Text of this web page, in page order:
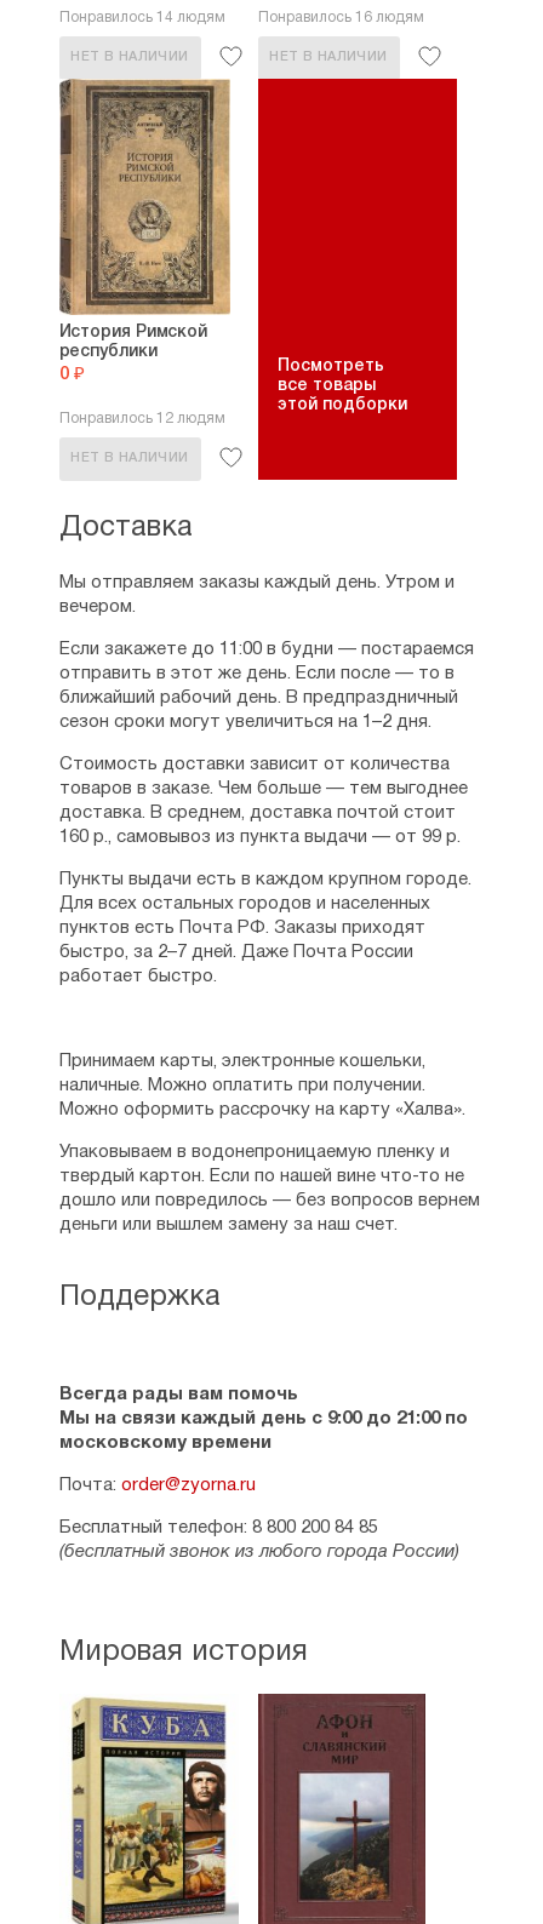
Понравилось 14 людям
НЕТ В НАЛИЧИИ
Понравилось 16 людям
НЕТ В НАЛИЧИИ
История Римской
республики
0 ₽
Понравилось 12 людям
НЕТ В НАЛИЧИИ
Посмотреть
все товары
этой подборки
Поддержка
Всегда рады вам помочь
Мы на связи каждый день с 9:00 до 21:00 по
московскому времени
Почта: order@zyorna.ru
Бесплатный телефон: 8 800 200 84 85
(бесплатный звонок из любого города России)
Доставка
Мы отправляем заказы каждый день. Утром и
вечером.
Если закажете до 11:00 в будни — постараемся
отправить в этот же день. Если после — то в
ближайший рабочий день. В предпраздничный
сезон сроки могут увеличиться на 1–2 дня.
Стоимость доставки зависит от количества
товаров в заказе. Чем больше — тем выгоднее
доставка. В среднем, доставка почтой стоит
160 р., самовывоз из пункта выдачи — от 99 р.
Пункты выдачи есть в каждом крупном городе.
Для всех остальных городов и населенных
пунктов есть Почта РФ. Заказы приходят
быстро, за 2–7 дней. Даже Почта России
работает быстро.
Принимаем карты, электронные кошельки,
наличные. Можно оплатить при получении.
Можно оформить рассрочку на карту «Халва».
Упаковываем в водонепроницаемую пленку и
твердый картон. Если по нашей вине что-то не
дошло или повредилось — без вопросов вернем
деньги или вышлем замену за наш счет.
Мировая история